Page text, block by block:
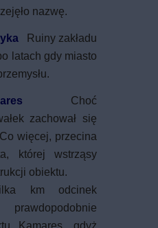
nazwę.
Ruiny zakładu
latach gdy miasto
Choć
zachował się
więcej, przecina
której wstrząsy
obiektu.
km odcinek
prawdopodobnie
Kamares, gdyż